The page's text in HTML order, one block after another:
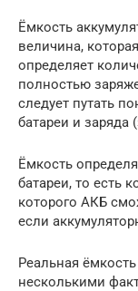
Ёмкость
величина,
определяет
полностью
следует путать
батареи и заряда
Ёмкость
батареи, то есть
которого АКБ
если
Реальная
несколькими